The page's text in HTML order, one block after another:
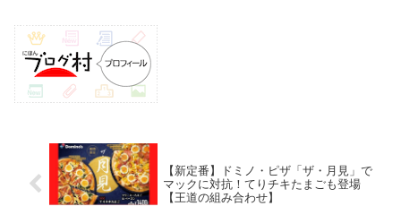
【新定番】ドミノ・ピザ「ザ・月見」で
マックに対抗！てりチキたまごも登場
【王道の組み合わせ】